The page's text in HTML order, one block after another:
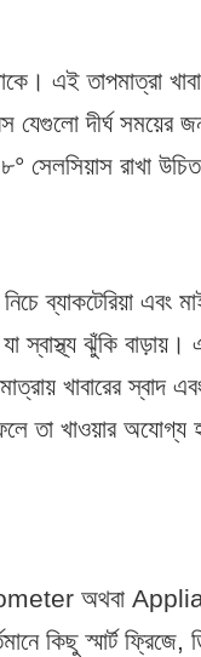
এই তাপমাত্রা
যেগুলো দীর্ঘ সময়ের
সেলসিয়াস রাখা
ব্যাকটেরিয়া এবং
স্বাস্থ্য ঝুঁকি বাড়ায়।
খাবারের স্বাদ
তা খাওয়ার অযোগ্য
অথবা
কিছু স্মার্ট